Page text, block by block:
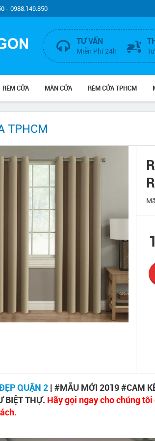
- 0988.149.850
TƯ VẤN
Miễn Phí 24h
RÈM CỬA MÀN CỬA RÈM CỬA TPHCM
TPHCM
QUẬN 2 | #MẪU MỚI 2019 #CAM
BIỆT THỰ. Hãy gọi ngay cho chúng